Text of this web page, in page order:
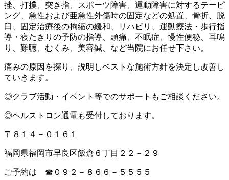
挫、打撲、突き指、スポーツ障害、運動障害に対するテーピ
ング、急性および亜急性外傷時の固定などの処置、骨折、脱
臼、固定治療後の拘縮の緩和、リハビリ、運動療法・歩行指
導・寝たきりの予防の指導、頭痛、不眠症、慢性便秘、耳鳴
り、難聴、むくみ、美容鍼、など当院にお任せ下さい。
痛みの原因を探り、説明しベストな施術方針を決定し改善し
ていきます。
◎クラブ活動・イベント等でのサポートもご相談ください。
◎ヘルストロン通電も受付しております。
〒８１４－０１６１
福岡県福岡市早良区飯倉６丁目２２－２９
ご予約は ☎０９２－８６６－５５５５